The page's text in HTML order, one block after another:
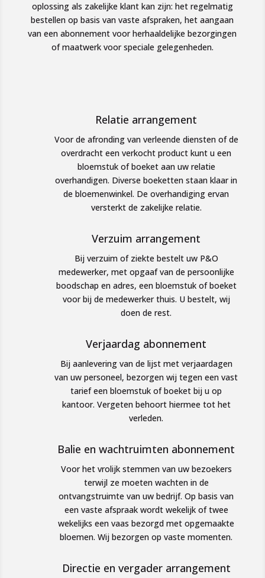
oplossing als zakelijke klant kan zijn: het regelmatig
bestellen op basis van vaste afspraken, het aangaan
van een abonnement voor herhaaldelijke bezorgingen
of maatwerk voor speciale gelegenheden.
Relatie arrangement
Voor de afronding van verleende diensten of de
overdracht een verkocht product kunt u een
bloemstuk of boeket aan uw relatie
overhandigen. Diverse boeketten staan klaar in
de bloemenwinkel. De overhandiging ervan
versterkt de zakelijke relatie.
Verzuim arrangement
Bij verzuim of ziekte bestelt uw P&O
medewerker, met opgaaf van de persoonlijke
boodschap en adres, een bloemstuk of boeket
voor bij de medewerker thuis. U bestelt, wij
doen de rest.
Verjaardag abonnement
Bij aanlevering van de lijst met verjaardagen
van uw personeel, bezorgen wij tegen een vast
tarief een bloemstuk of boeket bij u op
kantoor. Vergeten behoort hiermee tot het
verleden.
Balie en wachtruimten abonnement
Voor het vrolijk stemmen van uw bezoekers
terwijl ze moeten wachten in de
ontvangstruimte van uw bedrijf. Op basis van
een vaste afspraak wordt wekelijk of twee
wekelijks een vaas bezorgd met opgemaakte
bloemen. Wij bezorgen op vaste momenten.
Directie en vergader arrangement